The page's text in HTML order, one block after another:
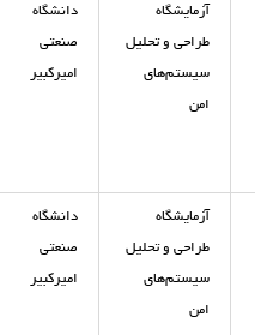
آزمایشگاه
طراحی و تحلیل
سیستم‌های
امن
دانشگاه
صنعتی
امیرکبیر
آزمایشگاه
طراحی و تحلیل
سیستم‌های
امن
دانشگاه
صنعتی
امیرکبیر